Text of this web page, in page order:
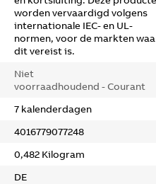
worden vervaardigd volgens
internationale IEC- en UL-
normen, voor de markten
dit vereist is.
Niet
voorraadhoudend - Courant
7 kalenderdagen
4016779077248
0,482 Kilogram
DE